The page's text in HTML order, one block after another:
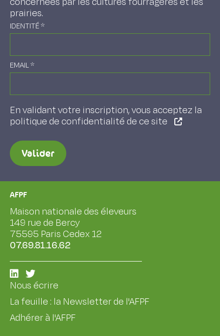
prairies.
IDENTITÉ*
EMAIL*
En validant votre inscription, vous acceptez la
politique de confidentialité de ce site
Valider
AFPF
Maison nationale des éleveurs
149 rue de Bercy
75595 Paris Cedex 12
07.69.81.16.62
Nous écrire
La feuille : la Newsletter de l'AFPF
Adhérer à l'AFPF